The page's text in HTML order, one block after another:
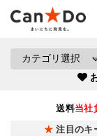
送料当社
注目のキ